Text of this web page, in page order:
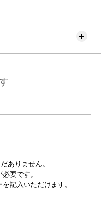
ありません。
必要です。
記入いただけます。